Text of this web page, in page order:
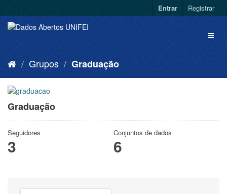
Entrar Registrar
Grupos Graduação
Graduação
Seguidores
3
Conjuntos de dados
6